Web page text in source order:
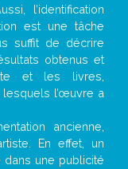
l’identification
est une tâche
suffit de décrire
obtenus et
et les livres,
l’œuvre a
ancienne,
En effet, un
dans une publicité